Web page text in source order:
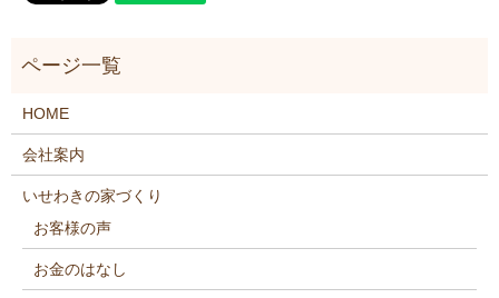
HOME
会社案内
いせわきの家づくり
お客様の声
お金のはなし